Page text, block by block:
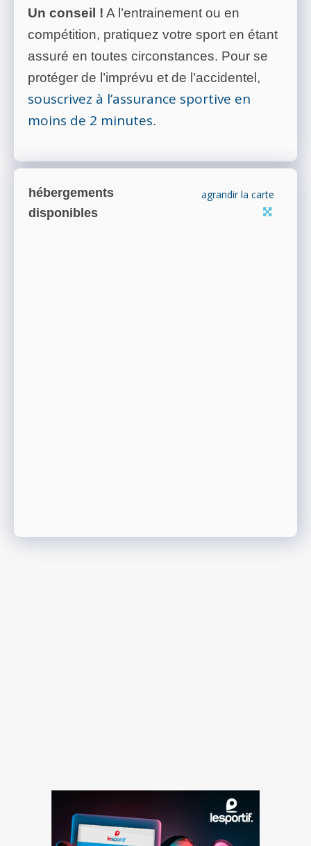
Un conseil ! A l’entrainement ou en
compétition, pratiquez votre sport en étant
assuré en toutes circonstances. Pour se
protéger de l’imprévu et de l’accidentel,
souscrivez à l’assurance sportive en
moins de 2 minutes.
hébergements
disponibles
agrandir la carte